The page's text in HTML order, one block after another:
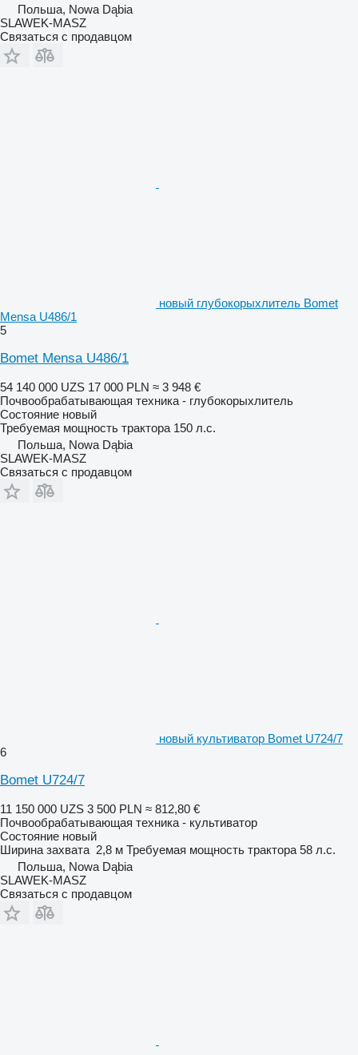
Польша, Nowa Dąbia
SLAWEK-MASZ
Связаться с продавцом
новый глубокорыхлитель Bomet
Mensa U486/1
5
Bomet Mensa U486/1
54 140 000 UZS 17 000 PLN ≈ 3 948 €
Почвообрабатывающая техника - глубокорыхлитель
Состояние новый
Требуемая мощность трактора 150 л.с.
Польша, Nowa Dąbia
SLAWEK-MASZ
Связаться с продавцом
новый культиватор Bomet U724/7
6
Bomet U724/7
11 150 000 UZS 3 500 PLN ≈ 812,80 €
Почвообрабатывающая техника - культиватор
Состояние новый
Ширина захвата 2,8 м Требуемая мощность трактора 58 л.с.
Польша, Nowa Dąbia
SLAWEK-MASZ
Связаться с продавцом